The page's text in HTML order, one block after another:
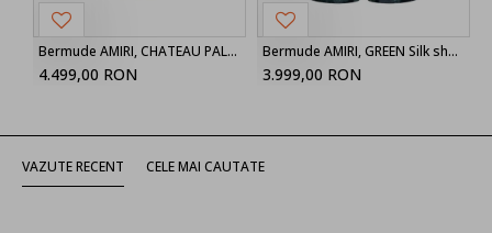
Bermude AMIRI, CHATEAU PALMS DENIM SHORT
4.499,00 RON
Bermude AMIRI, GREEN Silk shorts
3.999,00 RON
VAZUTE RECENT CELE MAI CAUTATE